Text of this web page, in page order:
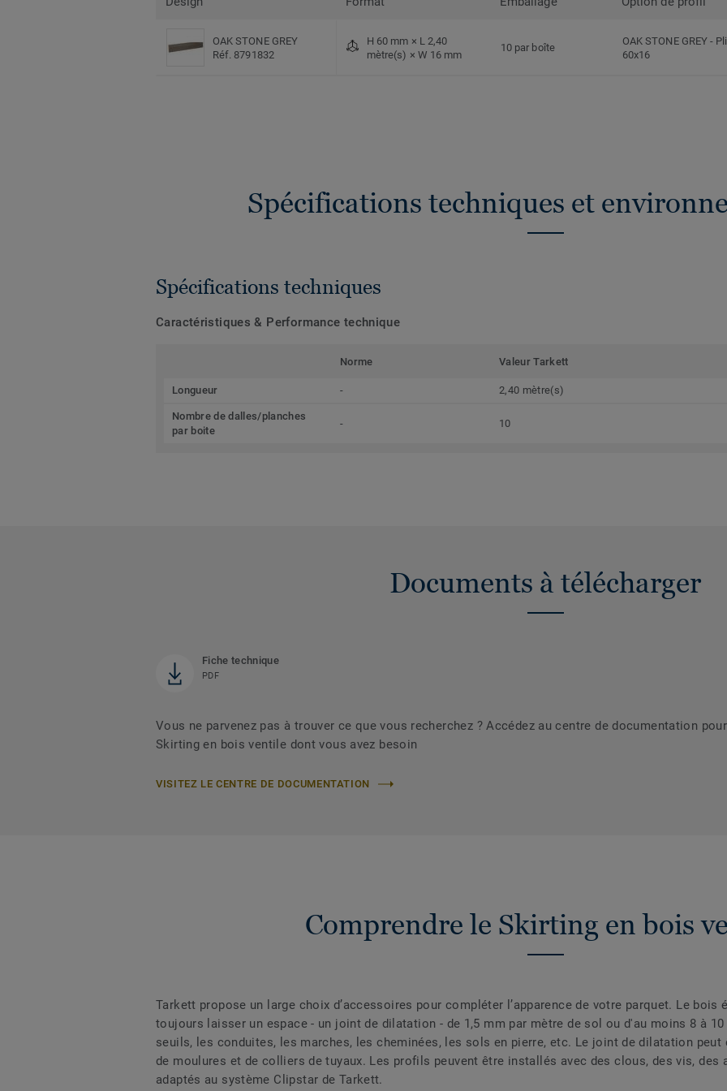
OAK STONE GREY
Réf. 8791832
H 60 mm × L 2,40
mètre(s) × W 16 mm
10 par boîte
OAK STONE GREY-
60x16
Spécifications techniques et
Spécifications techniques
Caractéristiques & Performance technique
Norme Valeur Tarkett
Longueur - 2,40 mètre(s)
Nombre de dalles/planches
par boite
- 10
Documents à télécharger
Fiche technique
PDF
Vous ne parvenez pas à trouver ce que vous recherchez ? Accédez au centre de documentation
Skirting en bois ventile dont vous avez besoin
VISITEZ LE CENTRE DE DOCUMENTATION
Comprendre le Skirting en bois
Tarkett propose un large choix d’accessoires pour compléter l’apparence de votre parquet. Le bois
toujours laisser un espace - un joint de dilatation - de 1,5 mm par mètre de sol ou d'au moins 8 à
seuils, les conduites, les marches, les cheminées, les sols en pierre, etc. Le joint de dilatation
de moulures et de colliers de tuyaux. Les profils peuvent être installés avec des clous, des vis, des
adaptés au système Clipstar de Tarkett.